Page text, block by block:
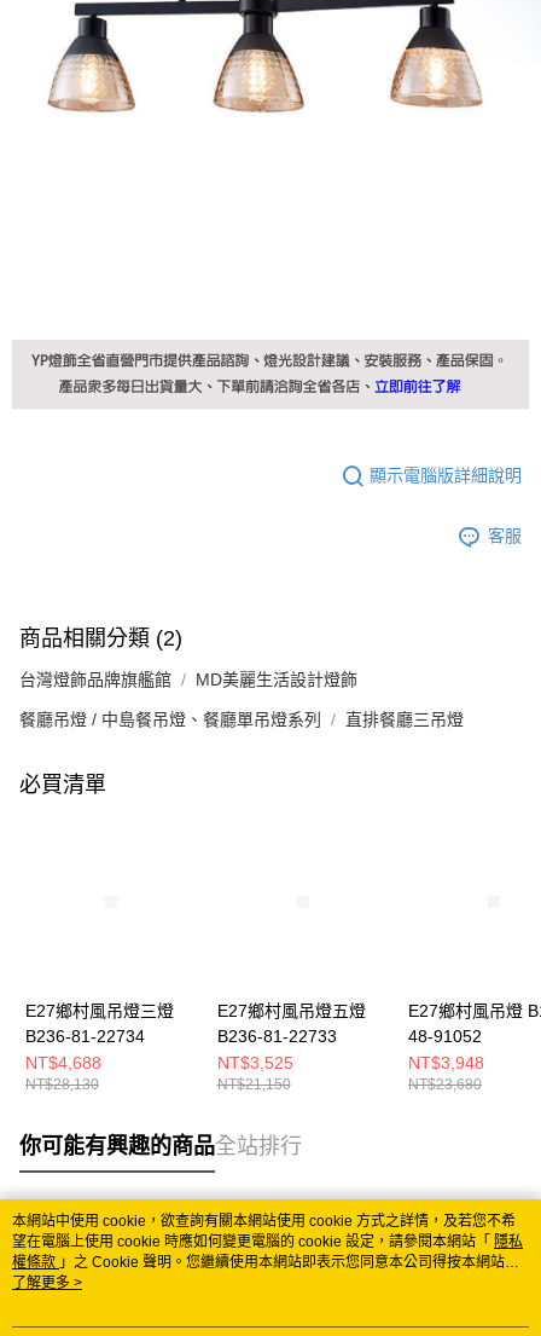
顯示電腦版詳細說明
客服
商品相關分類 (2)
台灣燈飾品牌旗艦館 MD美麗生活設計燈飾
餐廳吊燈 / 中島餐吊燈、餐廳單吊燈系列 直排餐廳三吊燈
必買清單
E27鄉村風吊燈三燈
B236-81-22734
NT$4,688
NT$28,130
E27鄉村風吊燈五燈
B236-81-22733
NT$3,525
NT$21,150
E27鄉村風吊燈
48-91052
NT$3,948
NT$23,680
你可能有興趣的商品全站排行
熱門標籤
本網站中使用 cookie，欲查詢有關本網站使用 cookie 方式之詳情，及若您不希
望在電腦上使用 cookie 時應如何變更電腦的 cookie 設定，請參閱本網站「 隱私
權條款 」之 Cookie 聲明。您繼續使用本網站即表示您同意本公司得按本網站使
用條款之 Cookie 聲明使用 cookie。
了解更多 >